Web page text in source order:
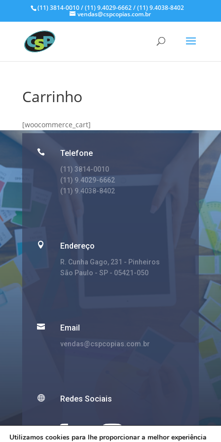
(11) 3814-0010 / (11) 9.4029-6662 / (11) 9.4038-8402
vendas@cspcopias.com.br
Carrinho
[woocommerce_cart]
 Telefone
(11) 3814-0010
(11) 9.4029-6662
(11) 9.4038-8402
 Endereço
R. Cunha Gago, 231 - Pinheiros
São Paulo - SP - 05421-050
 Email
vendas@cspcopias.com.br
 Redes Sociais
Utilizamos cookies para lhe proporcionar a melhor experiência